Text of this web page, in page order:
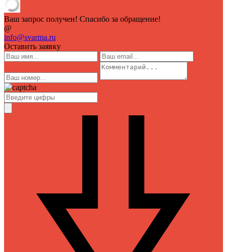
Ваш запрос получен! Спасибо за обращение!
@
info@svarma.ru
Оставить заявку